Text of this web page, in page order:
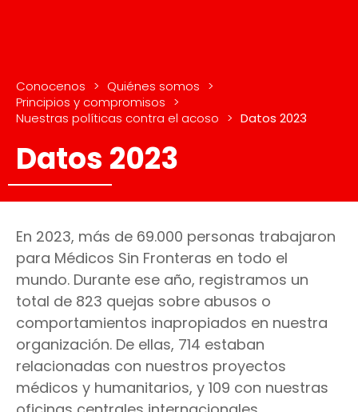
Conocenos > Quiénes somos >
Principios y compromisos >
Nuestras políticas contra el acoso > Datos 2023
Datos 2023
En 2023, más de 69.000 personas trabajaron
para Médicos Sin Fronteras en todo el
mundo. Durante ese año, registramos un
total de 823 quejas sobre abusos o
comportamientos inapropiados en nuestra
organización. De ellas, 714 estaban
relacionadas con nuestros proyectos
médicos y humanitarios, y 109 con nuestras